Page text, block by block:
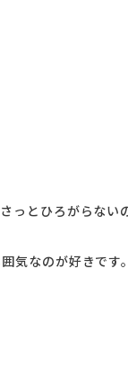
っとひろがらない
気なのが好きです。